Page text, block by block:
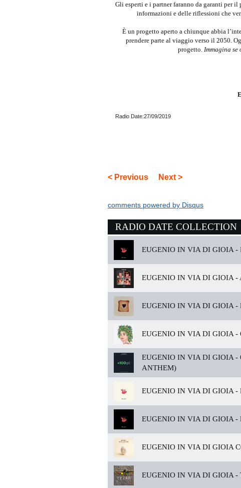
Gli esperti e i partner faranno da garanti per
informazioni e delle riflessioni che
È un progetto aperto a chiunque abbia
prendere parte al viaggio verso il 2050.
progetto. Immagina se
Radio Date:27/09/2019
< Previous Next >
comments powered by Disqus
RADIO DATE COLLECTION
EUGENIO IN VIA DI GIOIA -
EUGENIO IN VIA DI GIOIA -
EUGENIO IN VIA DI GIOIA -
EUGENIO IN VIA DI GIOIA -
EUGENIO IN VIA DI GIOIA -
ANTHEM)
EUGENIO IN VIA DI GIOIA -
EUGENIO IN VIA DI GIOIA -
EUGENIO IN VIA DI GIOIA
EUGENIO IN VIA DI GIOIA -